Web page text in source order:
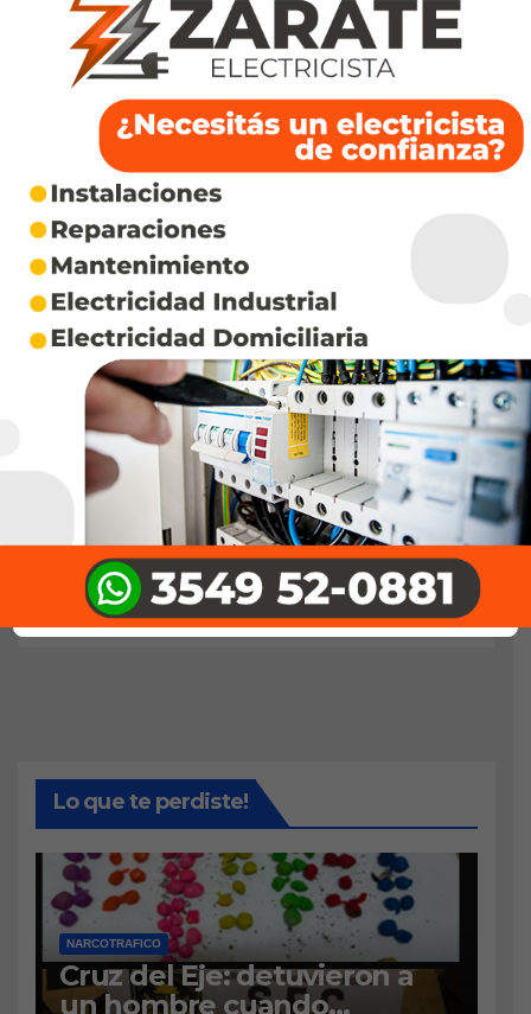
Lo que te perdiste!
NARCOTRAFICO
Cruz del Eje: detuvieron a
un hombre cuando